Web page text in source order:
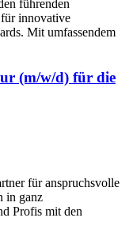
führenden
innovative
Mit umfassendem
(m/w/d) für die
für anspruchsvolle
in ganz
Profis mit den